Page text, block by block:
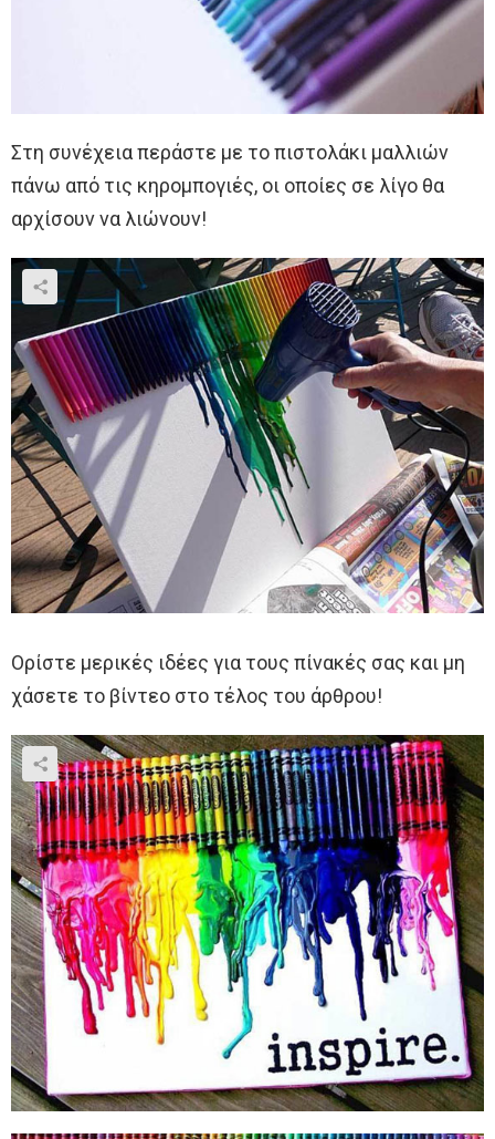
Στη συνέχεια περάστε με το πιστολάκι μαλλιών
πάνω από τις κηρομπογιές, οι οποίες σε λίγο θα
αρχίσουν να λιώνουν!
Ορίστε μερικές ιδέες για τους πίνακές σας και μη
χάσετε το βίντεο στο τέλος του άρθρου!